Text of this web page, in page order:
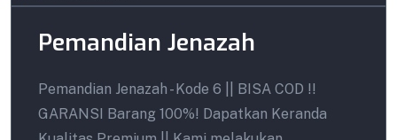
Pemandian Jenazah
Pemandian Jenazah - Kode 6 || BISA COD !!
GARANSI Barang 100%! Dapatkan Keranda